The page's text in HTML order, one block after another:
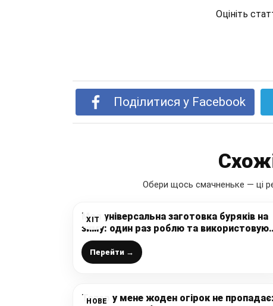
Оцініть
Поділитися у Facebook
Обери щось смачненьке — ці
ХІТ
Моя універсальна заготовка буряків на
зиму: один раз роблю та використовую
до наступного врожаю, готується
просто, маринад супер і зберігається
без підвалу
Перейти →
НОВЕ
Тепер у мене жоден огірок не пропадає: